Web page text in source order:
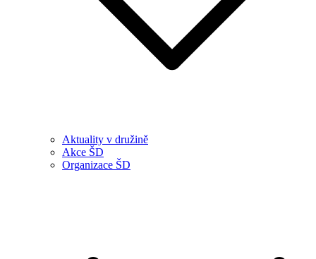
Aktuality v družině
Akce ŠD
Organizace ŠD